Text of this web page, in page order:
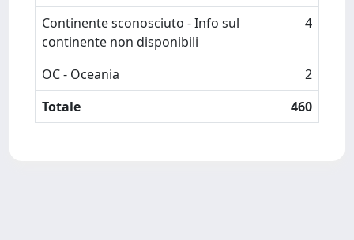
Continente sconosciuto - Info sul
continente non disponibili
4
OC - Oceania
2
Totale
460